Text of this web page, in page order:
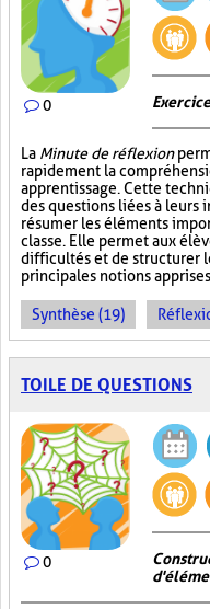
0
La Minute de réflexion
rapidement la
apprentissage. Cette
des questions liées à leurs
résumer les éléments
classe. Elle permet aux
difficultés et de structurer
principales notions
Synthèse (19)
TOILE DE QUESTIONS
0